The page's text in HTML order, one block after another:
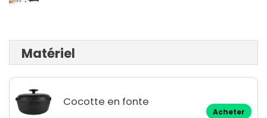
Matériel
Cocotte en fonte
Acheter